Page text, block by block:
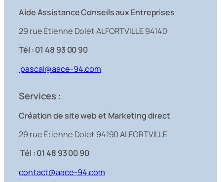
Aide Assistance Conseils aux Entreprises
29 rue Étienne Dolet ALFORTVILLE 94140
Tél : 01 48 93 00 90
pascal@aace-94.com
Services :
Création de site web et Marketing direct
29 rue Étienne Dolet 94190 ALFORTVILLE
Tél : 01 48 93 00 90
contact@aace-94.com